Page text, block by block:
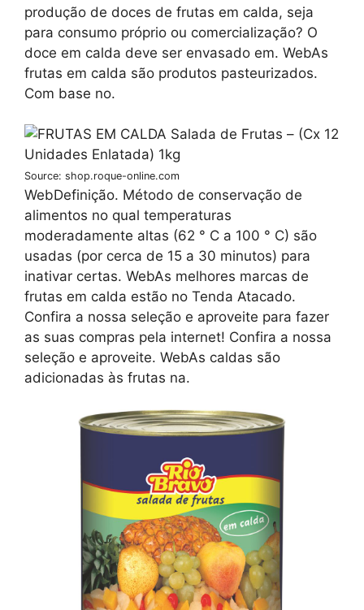
produção de doces de frutas em calda, seja
para consumo próprio ou comercialização? O
doce em calda deve ser envasado em. WebAs
frutas em calda são produtos pasteurizados.
Com base no.
Source: shop.roque-online.com
WebDefinição. Método de conservação de
alimentos no qual temperaturas
moderadamente altas (62 ° C a 100 ° C) são
usadas (por cerca de 15 a 30 minutos) para
inativar certas. WebAs melhores marcas de
frutas em calda estão no Tenda Atacado.
Confira a nossa seleção e aproveite para fazer
as suas compras pela internet! Confira a nossa
seleção e aproveite. WebAs caldas são
adicionadas às frutas na.